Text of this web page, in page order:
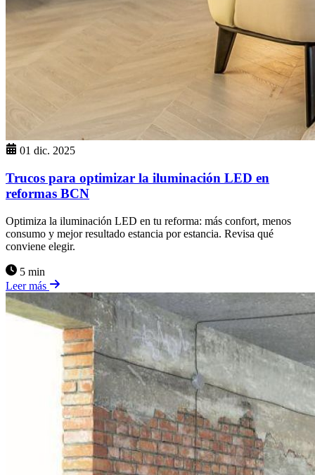
01 dic. 2025
Trucos para optimizar la iluminación LED en
reformas BCN
Optimiza la iluminación LED en tu reforma: más confort, menos
consumo y mejor resultado estancia por estancia. Revisa qué
conviene elegir.
5 min
Leer más